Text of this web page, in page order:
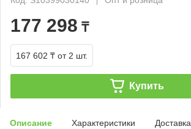
177 298 ₸
167 602 ₸ от 2 шт.
Купить
Описание Характеристики Доставка